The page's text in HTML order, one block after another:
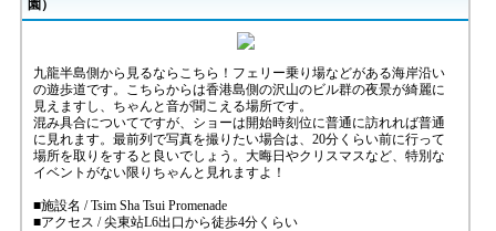
園）
九龍半島側から見るならこちら！フェリー乗り場などがある海岸沿い
の遊歩道です。こちらからは香港島側の沢山のビル群の夜景が綺麗に
見えますし、ちゃんと音が聞こえる場所です。
混み具合についてですが、ショーは開始時刻位に普通に訪れれば普通
に見れます。最前列で写真を撮りたい場合は、20分くらい前に行って
場所を取りをすると良いでしょう。大晦日やクリスマスなど、特別な
イベントがない限りちゃんと見れますよ！
■施設名 / Tsim Sha Tsui Promenade
■アクセス / 尖東站L6出口から徒歩4分くらい